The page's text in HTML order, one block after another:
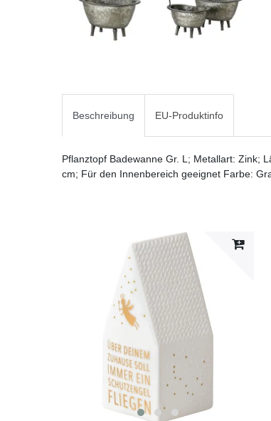
Beschreibung EU-Produktinfo
Pflanztopf Badewanne Gr. L; Metallart: Zink;
cm; Für den Innenbereich geeignet Farbe: